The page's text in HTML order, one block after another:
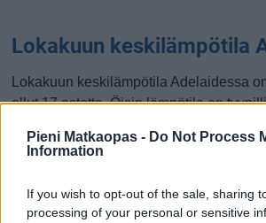
Pieni Matkaopas - Do Not Process
Information
If you wish to opt-out of the sale, sharing
processing of your personal or sensitive
Lokakuun keskilämpötila
Lokakuun keskilämpötila Adelaidessa
ollut 17 astetta. Öisin lämpötila on
asteen tuntumaan. Tällä sivulla
lokakuussa viime vuosina ja
tavallisina päivinä on minäkin vuonna